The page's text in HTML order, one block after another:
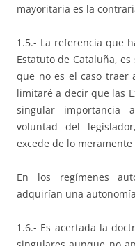
mayoritaria es la
1.5.- La referencia que
Estatuto de Cataluña,
que no es el caso traer
limitaré a decir que las
singular importancia
voluntad del
excede de lo
En los regímenes
adquirían una
1.6.- Es acertada la